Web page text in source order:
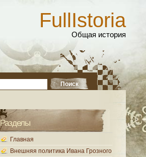
FullIstoria
Общая история
Разделы
Главная
Внешняя политика Ивана Грозного